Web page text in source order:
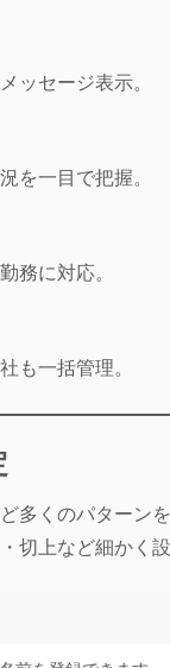
ッセージ表示。
を一目で把握。
務に対応。
も一括管理。
多くのパターンを
切上など細かく設